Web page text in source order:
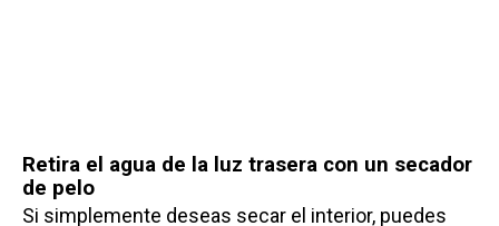
Retira el agua de la luz trasera con un secador
de pelo
Si simplemente deseas secar el interior, puedes